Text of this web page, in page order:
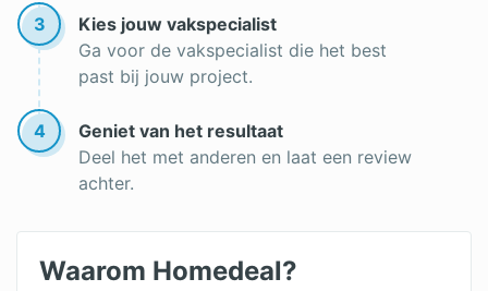
3
Kies jouw vakspecialist
Ga voor de vakspecialist die het best
past bij jouw project.
4
Geniet van het resultaat
Deel het met anderen en laat een review
achter.
Waarom Homedeal?